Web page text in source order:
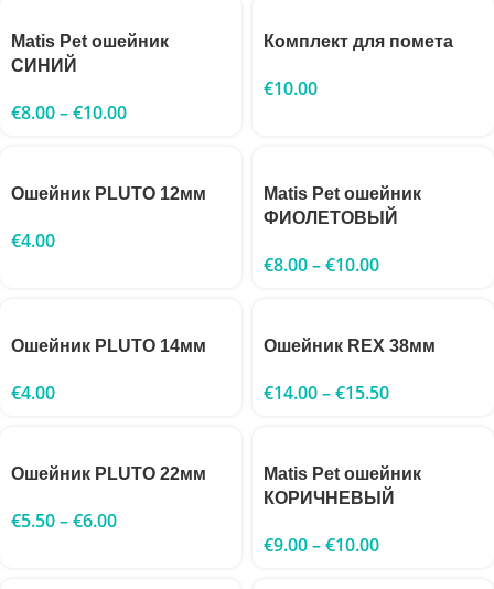
Matis Pet ошейник
СИНИЙ
€8.00–€10.00
Комплект для помета
€10.00
Ошейник PLUTO 12мм
€4.00
Matis Pet ошейник
ФИОЛЕТОВЫЙ
€8.00–€10.00
Ошейник PLUTO 14мм
€4.00
Ошейник REX 38мм
€14.00–€15.50
Ошейник PLUTO 22мм
€5.50–€6.00
Matis Pet ошейник
КОРИЧНЕВЫЙ
€9.00–€10.00